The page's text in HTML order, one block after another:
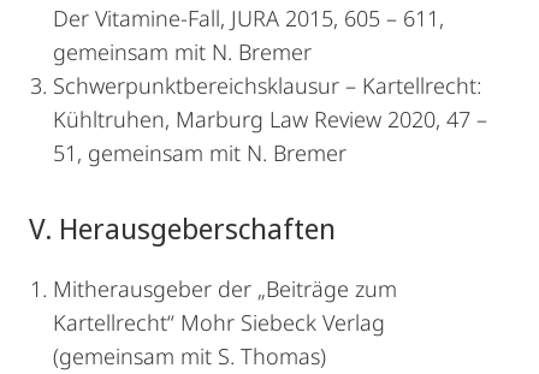
Der Vitamine-Fall, JURA 2015, 605 – 611,
gemeinsam mit N. Bremer
Schwerpunktbereichsklausur – Kartellrecht:
Kühltruhen, Marburg Law Review 2020, 47 –
51, gemeinsam mit N. Bremer
V. Herausgeberschaften
Mitherausgeber der „Beiträge zum
Kartellrecht“ Mohr Siebeck Verlag
(gemeinsam mit S. Thomas)